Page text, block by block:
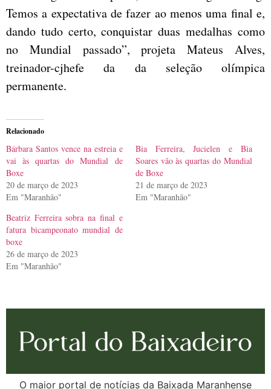
Temos a expectativa de fazer ao menos uma final e,
dando tudo certo, conquistar duas medalhas como
no Mundial passado”, projeta Mateus Alves,
treinador-cjhefe da da seleção olímpica
permanente.
Relacionado
Bárbara Santos vence na estreia e
vai às quartas do Mundial de
Boxe
20 de março de 2023
Em "Maranhão"
Bia Ferreira, Jucielen e Bia
Soares vão às quartas do Mundial
de Boxe
21 de março de 2023
Em "Maranhão"
Beatriz Ferreira sobra na final e
fatura bicampeonato mundial de
boxe
26 de março de 2023
Em "Maranhão"
O maior portal de notícias da Baixada Maranhense